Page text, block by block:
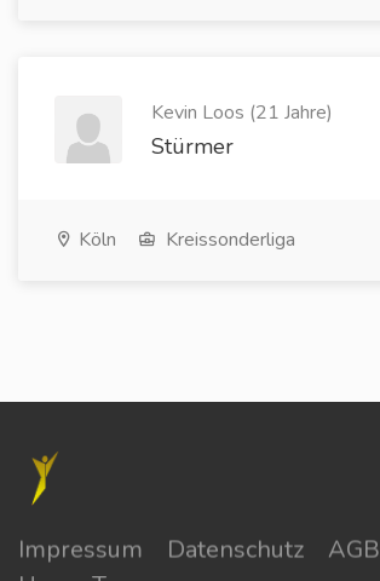
Kevin Loos (21 Jahre)
Stürmer
Köln Kreissonderliga
Impressum Datenschutz AGB